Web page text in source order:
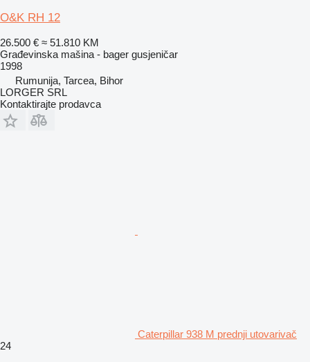
O&K RH 12
26.500 € ≈ 51.810 KM
Građevinska mašina - bager gusjeničar
1998
Rumunija, Tarcea, Bihor
LORGER SRL
Kontaktirajte prodavca
Caterpillar 938 M prednji utovarivač
24